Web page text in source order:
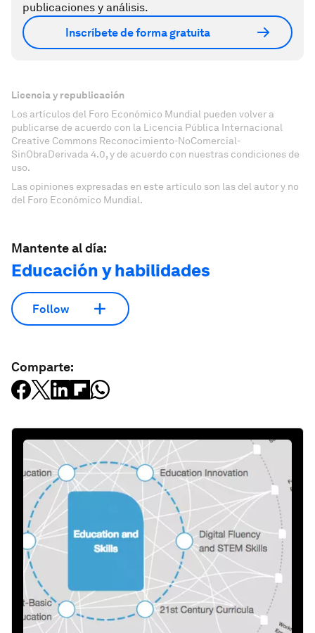
publicaciones y análisis.
Inscríbete de forma gratuita
Licencia y republicación
Los artículos del Foro Económico Mundial pueden volver a
publicarse de acuerdo con la Licencia Pública Internacional
Creative Commons Reconocimiento-NoComercial-
SinObraDerivada 4.0, y de acuerdo con nuestras condiciones de
uso.
Las opiniones expresadas en este artículo son las del autor y no
del Foro Económico Mundial.
Mantente al día:
Educación y habilidades
Follow
Comparte: